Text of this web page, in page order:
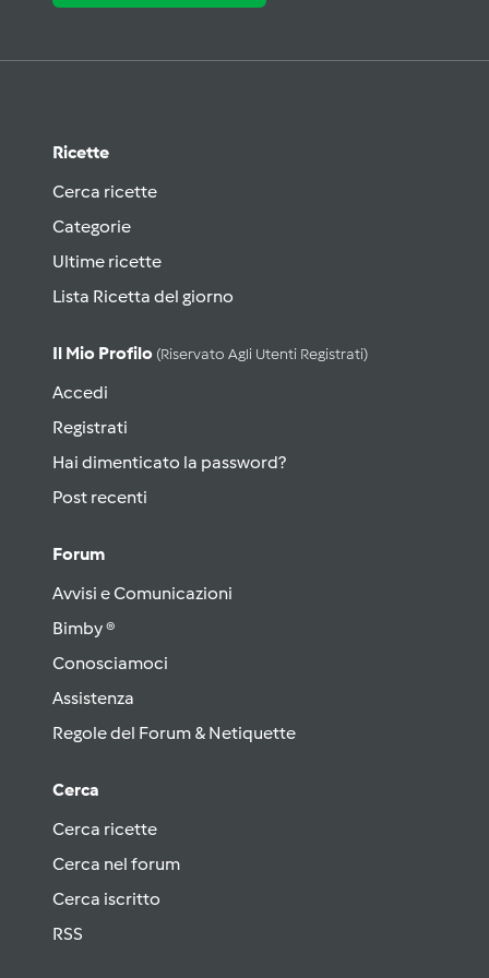
Ricette
Cerca ricette
Categorie
Ultime ricette
Lista Ricetta del giorno
Il Mio Profilo (riservato Agli Utenti Registrati)
Accedi
Registrati
Hai dimenticato la password?
Post recenti
Forum
Avvisi e Comunicazioni
Bimby ®
Conosciamoci
Assistenza
Regole del Forum & Netiquette
Cerca
Cerca ricette
Cerca nel forum
Cerca iscritto
RSS